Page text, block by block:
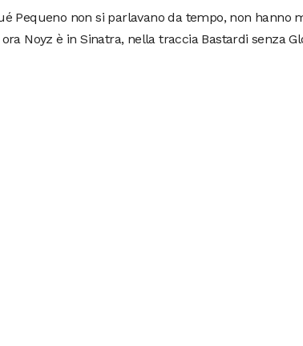
Pequeno non si parlavano da tempo, non hanno
Noyz è in Sinatra, nella traccia Bastardi senza